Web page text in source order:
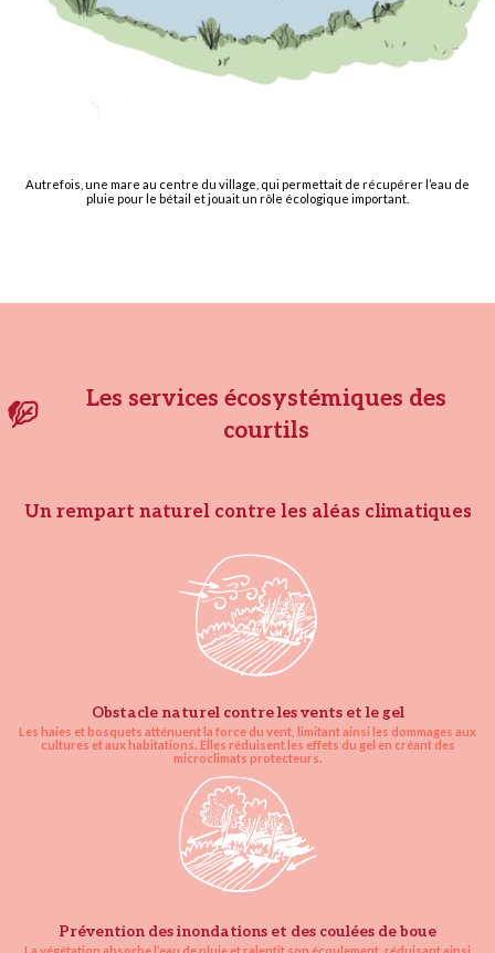
Autrefois, une mare au centre du village, qui permettait de récupérer l’eau de
pluie pour le bétail et jouait un rôle écologique important.
Les services écosystémiques des
courtils
Un rempart naturel contre les aléas climatiques
Obstacle naturel contre les vents et le gel
Les haies et bosquets atténuent la force du vent, limitant ainsi les dommages aux
cultures et aux habitations. Elles réduisent les effets du gel en créant des
microclimats protecteurs.
Prévention des inondations et des coulées de boue
La végétation absorbe l’eau de pluie et ralentit son écoulement, réduisant ainsi